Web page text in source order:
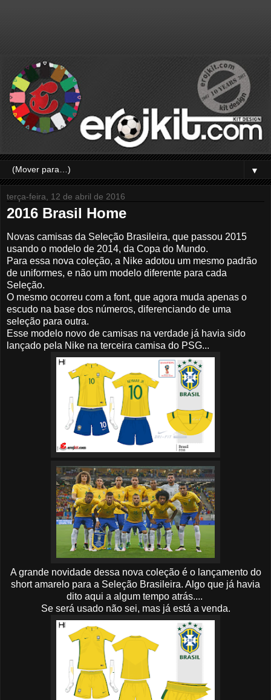
▼
terça-feira, 12 de abril de 2016
2016 Brasil Home
Novas camisas da Seleção Brasileira, que passou 2015
usando o modelo de 2014, da Copa do Mundo.
Para essa nova coleção, a Nike adotou um mesmo padrão
de uniformes, e não um modelo diferente para cada
Seleção.
O mesmo ocorreu com a font, que agora muda apenas o
escudo na base dos números, diferenciando de uma
seleção para outra.
Esse modelo novo de camisas na verdade já havia sido
lançado pela Nike na terceira camisa do PSG...
A grande novidade dessa nova coleção é o lançamento do
short amarelo para a Seleção Brasileira. Algo que já havia
dito aqui a algum tempo atrás....
Se será usado não sei, mas já está a venda.